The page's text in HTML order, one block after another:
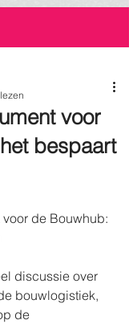
voor
bespaart
de Bouwhub:
discussie over
bouwlogistiek,
de